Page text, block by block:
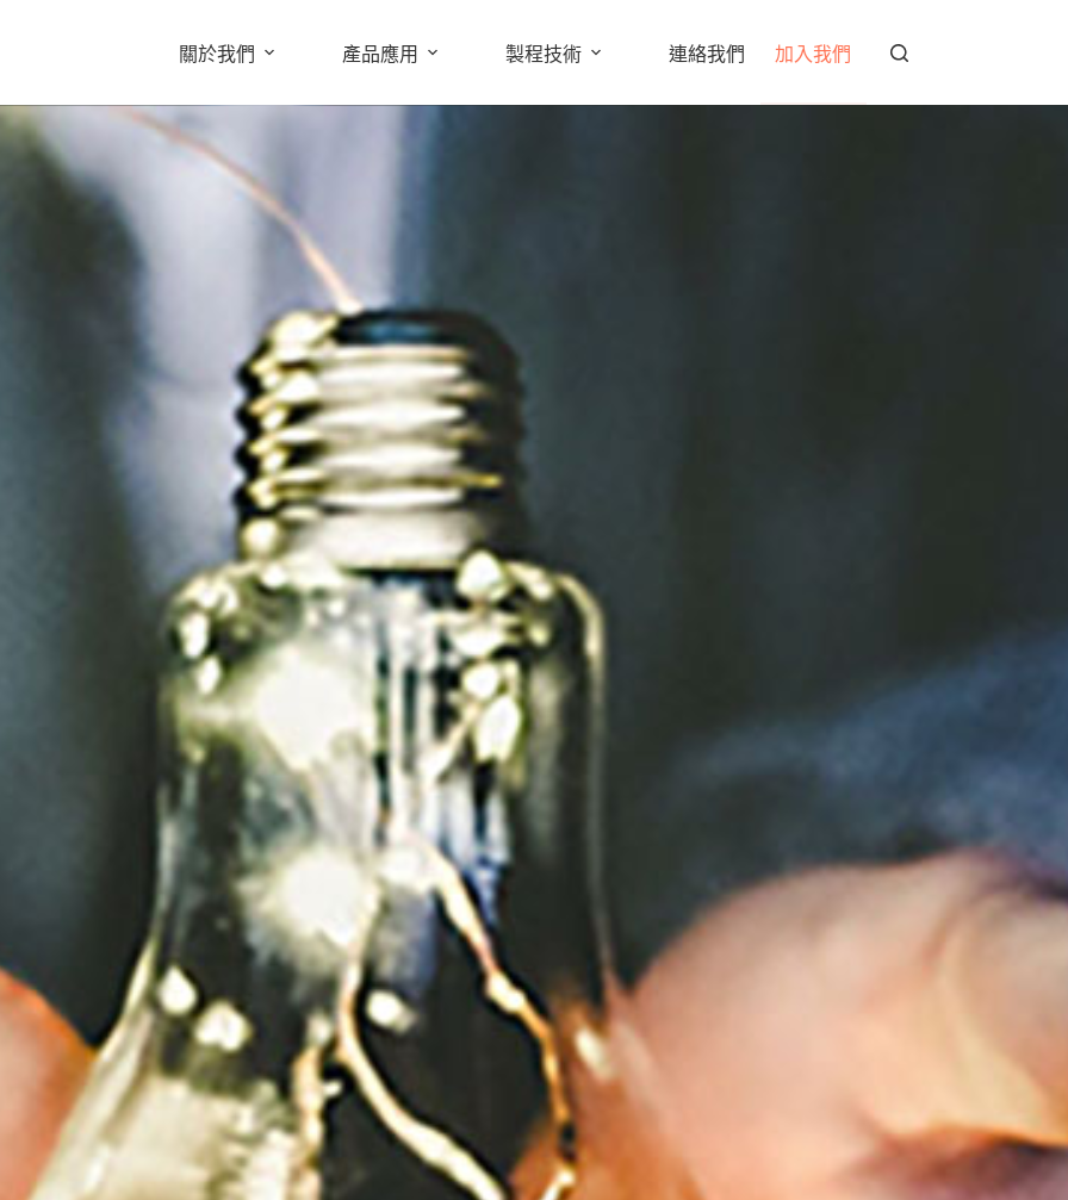
關於我們 產品應用 製程技術 連絡我們 加入我們